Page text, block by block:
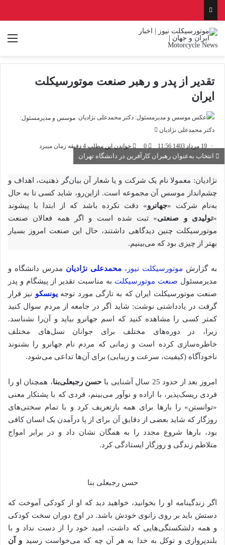
تقدیر از پدر و رهبر صنعت موتورسیکلت
ایران
موسس و مدیرمسئول:
دکتر محمدعلی نژادیان
19 مرداد 1403 11:56 0
خواندن این مطلب 4 دقیقه زمان میبرد
انتخاب به‌عنوان رهبران کارآفرین در دانشگاه تهران
نژادیان: معمولا نام یک شرکت و یا شعار آن بیان‌گر ذهنیت، اهداف و
چشم‌انداز موسس آن مجموعه است. ازاین‌رو، شاید کسی تا به حال
به‌نام شرکت «جهانرو» دقت نکرده باشد که از ابتدا با پیشوند
«تولیدی و صنعتی» ثبت شده است و اگر همه فعالان صنعت
موتورسیکلت چنین دیدگاهی داشتند، حال این صنعت امروز بسیار
بهتر از چیزی بود که می‌بینیم.
به گزارش موتورسیکلت نیوز ، محمدعلی نژادیان مدرس دانشگاه و
مدیرمسئول صنعت موتورسیکلت به مناسبت تقدیر از پیشگام و پدر
صنعت موتورسیکلت ایران که به تازگی مورد توجهیونسکو نیز قرار
گرفت در یادداشتی نوشت: شاید اگر در جامعه از مردم سوال کنید
کمتر کسی را مشاهده کنید که اسم جهانرو بیاید و آن‌را نشناسد.
زیرا، در دوره‌های مختلف برای جوانان نسل‌های مختلف
خاطره‌سازی کرده است و زمانی که مردم نام جهانرو را بشنوند
ناخودآگاه (کیفیت، سرعت و زیبایی) برای آن‌ها تداعی می‌شود.
امروز بعد از حدود 25 سال آشنایی با حسن رجبعلی‌بنا، همچنان او را
فردی ریسک‌پذیر، با اراده و نوآور می‌بینم، فردی که با پشتکار معنی
«توانستن» را بارها برای همه بازتعریف کرد و با تمام سختی‌های
روزگار که شاید بعضی از دقایق آن برای از پا درآمدن یک انسان کافی
بود، بارها شروع مجدد را به همگان نشان داد و در برابر امواج
متلاطم زندگی و روزگار ایستادگی کرد.
حسن رجبعلی بنا
اگر زندگینامه او را بخوانید، خواهید دید که او از كودكى آموخت كه
دستش بايد بر روى زانوى خودش باشد. در اوج دوران سخت کودکی
و همه دلشکستگی‌‌هایی که داشت، امید خود را از دست نداد و با
بلندپروازی و توکل به خدا به هر آن چه که می‌خواست رسید و آن